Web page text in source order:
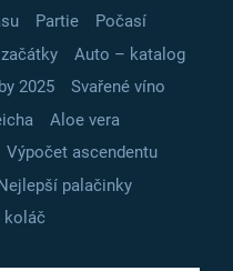
Partie
Počasí
Auto – katalog
2025
Svařené víno
Aloe vera
Výpočet ascendentu
palačinky
koláč